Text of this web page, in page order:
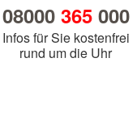
08000 365000
Infos für Sie kostenfrei
rund um die Uhr